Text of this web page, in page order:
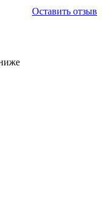
Оставить отзыв